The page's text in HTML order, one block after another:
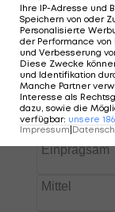
Ihre IP-Adresse und
Speichern von oder
Personalisierte
der Performance
und Verbesserung
Diese Zwecke
und Identifikation
Manche Partner
Interesse als
dazu, sowie die
verfügbar: unsere 186
Impressum|